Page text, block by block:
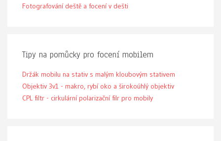
Fotografování deště a focení v dešti
Tipy na pomůcky pro focení mobilem
Držák mobilu na stativ s malým kloubovým stativem
Objektiv 3v1 - makro, rybí oko a širokoúhlý objektiv
CPL filtr - cirkulární polarizační filr pro mobily